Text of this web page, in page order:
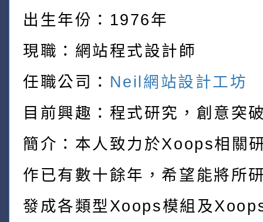
出生年份：1976年
現職：網站程式設計師
任職公司： Neil網站設計工坊
目前興趣：程式研究，創意突
簡介：本人致力於Xoops相關
作已有數十餘年，希望能將所
發成各類型Xoops模組及